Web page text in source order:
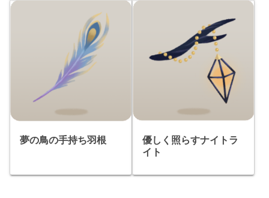
夢の鳥の手持ち羽根
優しく照らすナイトラ
イト